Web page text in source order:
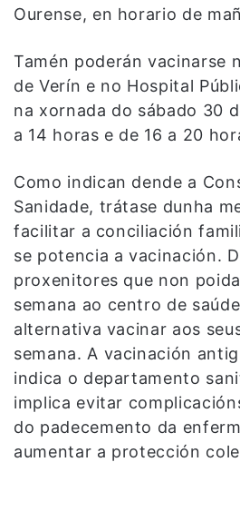
Ourense, en horario de
Tamén poderán vacinarse
de Verín e no Hospital
na xornada do sábado 30
a 14 horas e de 16 a 20
Como indican dende a
Sanidade, trátase dunha
facilitar a conciliación
se potencia a vacinación.
proxenitores que non
semana ao centro de
alternativa vacinar aos
semana. A vacinación
indica o departamento
implica evitar
do padecemento da
aumentar a protección